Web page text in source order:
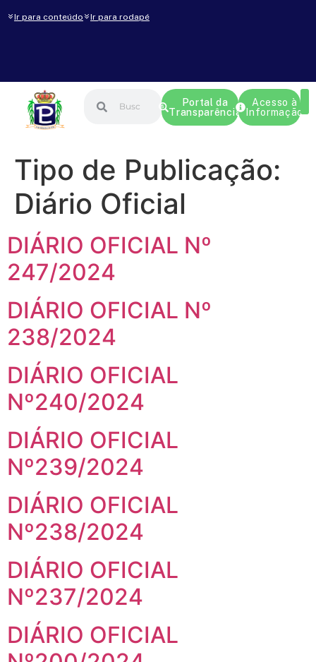
Ir para conteúdo Ir para rodapé
Portal da
Transparência
Acesso à
Informação
Tipo de Publicação:
Diário Oficial
DIÁRIO OFICIAL Nº
247/2024
DIÁRIO OFICIAL Nº
238/2024
DIÁRIO OFICIAL
Nº240/2024
DIÁRIO OFICIAL
Nº239/2024
DIÁRIO OFICIAL
Nº238/2024
DIÁRIO OFICIAL
Nº237/2024
DIÁRIO OFICIAL